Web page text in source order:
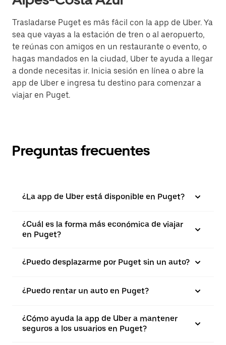
Trasladarse Puget es más fácil con la app de Uber. Ya
sea que vayas a la estación de tren o al aeropuerto,
te reúnas con amigos en un restaurante o evento, o
hagas mandados en la ciudad, Uber te ayuda a llegar
a donde necesitas ir. Inicia sesión en línea o abre la
app de Uber e ingresa tu destino para comenzar a
viajar en Puget.
Preguntas frecuentes
¿La app de Uber está disponible en Puget?
¿Cuál es la forma más económica de viajar
en Puget?
¿Puedo desplazarme por Puget sin un auto?
¿Puedo rentar un auto en Puget?
¿Cómo ayuda la app de Uber a mantener
seguros a los usuarios en Puget?